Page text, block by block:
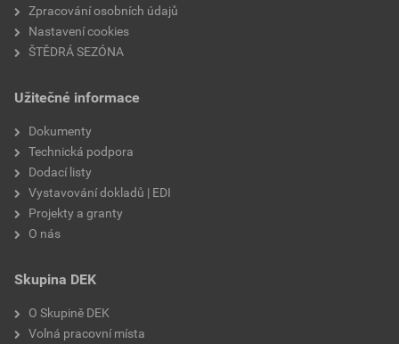
Zpracování osobních údajů
Nastavení cookies
ŠTĚDRÁ SEZÓNA
Užitečné informace
Dokumenty
Technická podpora
Dodací listy
Vystavování dokladů | EDI
Projekty a granty
O nás
Skupina DEK
O Skupině DEK
Volná pracovní místa